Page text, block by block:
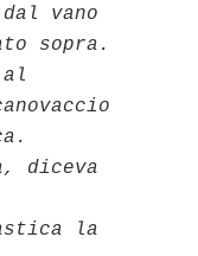
vano
sopra.
al
diceva
la